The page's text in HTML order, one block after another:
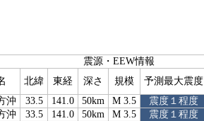
震源・EEW情報
北緯 東経 深さ 規模 予測最大震度
沖 33.5 141.0 50km M 3.5 震度１程度
沖 33.5 141.0 50km M 3.5 震度１程度